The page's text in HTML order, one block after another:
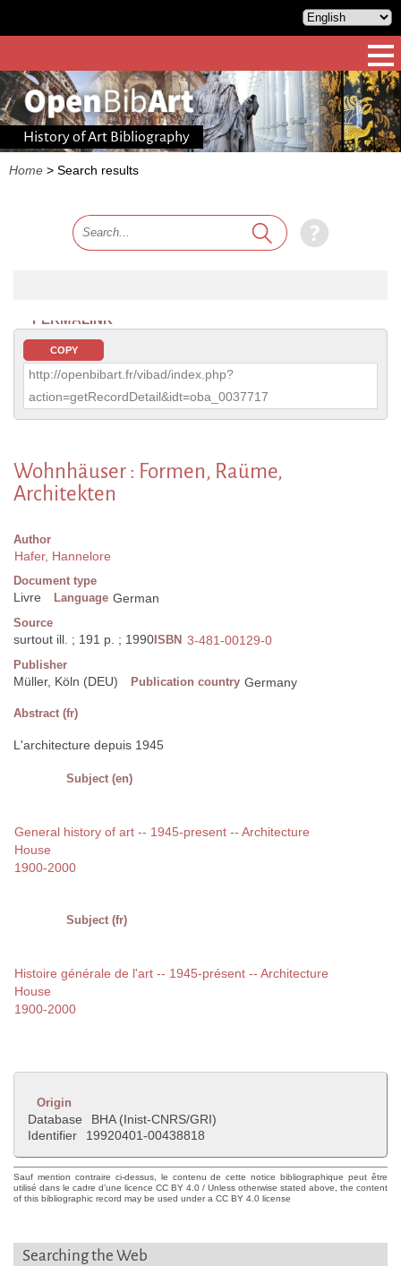
History of Art Bibliography
Home > Search results
PERMALINK
COPY
http://openbibart.fr/vibad/index.php?
action=getRecordDetail&idt=oba_0037717
Wohnhäuser : Formen, Raüme,
Architekten
Author
Hafer, Hannelore
Document type
Livre Language German
Source
surtout ill. ; 191 p. ; 1990 ISBN 3-481-00129-0
Publisher
Müller, Köln (DEU) Publication country Germany
Abstract (fr)
L'architecture depuis 1945
Subject (en)
General history of art -- 1945-present -- Architecture
House
1900-2000
Subject (fr)
Histoire générale de l'art -- 1945-présent -- Architecture
House
1900-2000
Origin
Database
BHA (Inist-CNRS/GRI)
Identifier
19920401-00438818
Sauf mention contraire ci-dessus, le contenu de cette notice bibliographique peut être
utilisé dans le cadre d'une licence CC BY 4.0 / Unless otherwise stated above, the content
of this bibliographic record may be used under a CC BY 4.0 license
Searching the Web